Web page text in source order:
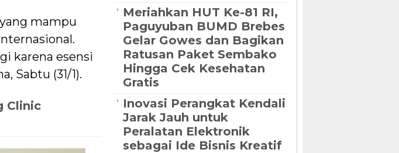
mampu
karena esensi
Sabtu (31/1).
Clinic
Meriahkan HUT Ke-81 RI,
Paguyuban BUMD Brebes
Gelar Gowes dan Bagikan
Ratusan Paket Sembako
Hingga Cek Kesehatan
Gratis
Inovasi Perangkat Kendali
Jarak Jauh untuk
Peralatan Elektronik
sebagai Ide Bisnis Kreatif